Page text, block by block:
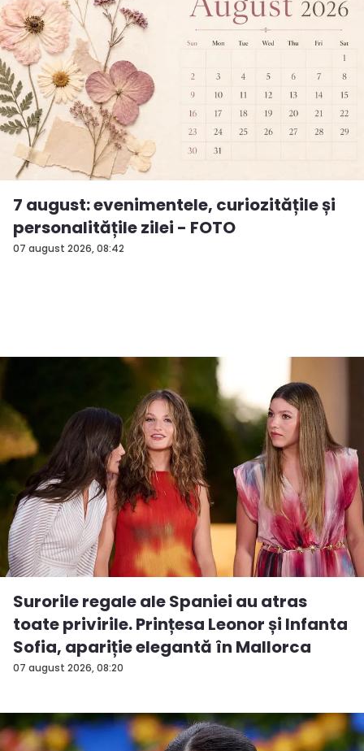
07 august 2026, 08:42
7 august: evenimentele, curiozitățile și
personalitățile zilei - FOTO
07 august 2026, 08:20
Surorile regale ale Spaniei au atras
toate privirile. Prințesa Leonor și Infanta
Sofia, apariție elegantă în Mallorca